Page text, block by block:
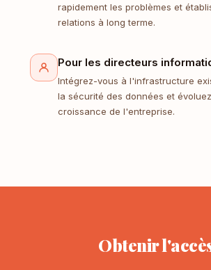
rapidement les problèmes et
relations à long terme.
Pour les directeurs
Intégrez-vous à l'infrastructure
la sécurité des données et
croissance de l'entreprise.
Obtenir